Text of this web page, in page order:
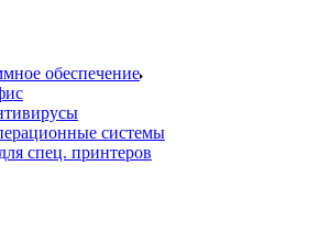
обеспечение
системы
спец. принтеров